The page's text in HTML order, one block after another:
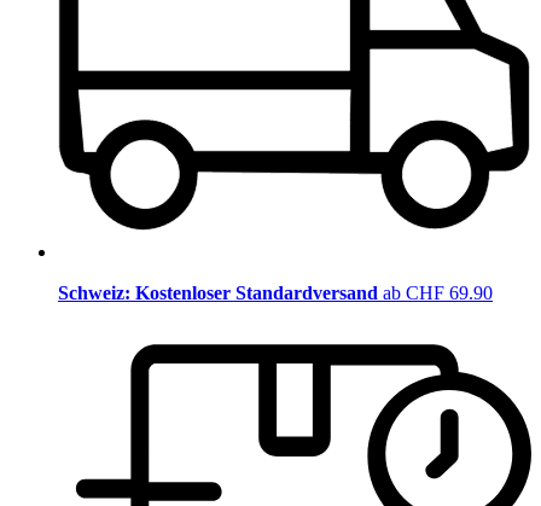
Schweiz: Kostenloser Standardversand ab CHF 69.90